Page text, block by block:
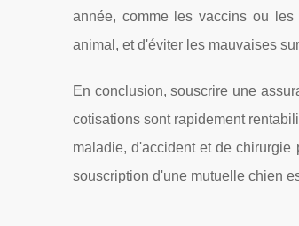
année, comme les vaccins ou
animal, et d'éviter les mauvaises
En conclusion, souscrire une
cotisations sont rapidement
maladie, d'accident et de
souscription d'une mutuelle chien